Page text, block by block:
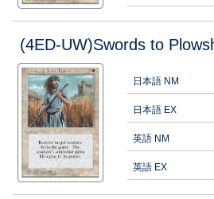
(4ED-UW)Swords to
日本語 NM
日本語 EX
英語 NM
英語 EX